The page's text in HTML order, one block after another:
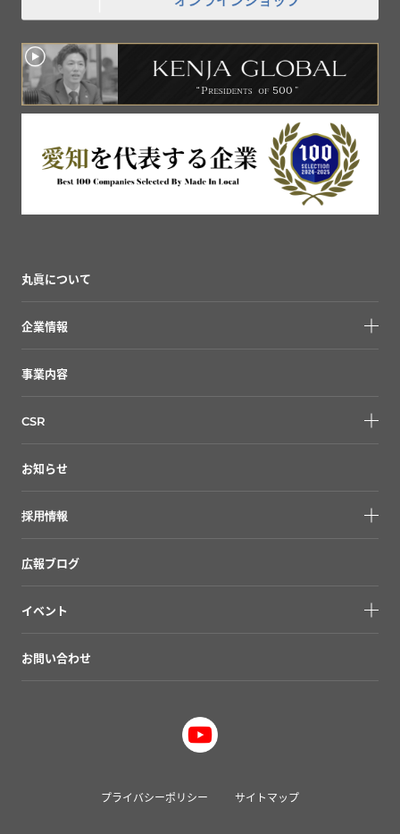
丸眞について
企業情報
事業内容
CSR
お知らせ
採用情報
広報ブログ
イベント
お問い合わせ
プライバシーポリシー サイトマップ